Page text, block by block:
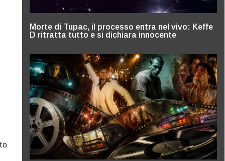
Morte di Tupac, il processo entra nel vivo: Keffe
D ritratta tutto e si dichiara innocente